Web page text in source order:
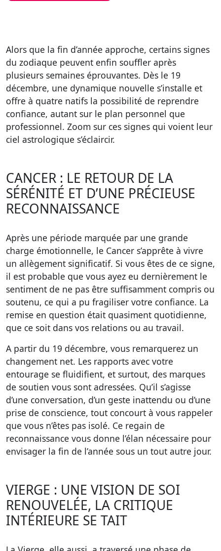
Alors que la fin d’année approche, certains signes
du zodiaque peuvent enfin souffler après
plusieurs semaines éprouvantes. Dès le 19
décembre, une dynamique nouvelle s’installe et
offre à quatre natifs la possibilité de reprendre
confiance, autant sur le plan personnel que
professionnel. Zoom sur ces signes qui voient leur
ciel astrologique s’éclaircir.
CANCER : LE RETOUR DE LA
SÉRÉNITÉ ET D’UNE PRÉCIEUSE
RECONNAISSANCE
Après une période marquée par une grande
charge émotionnelle, le Cancer s’apprête à vivre
un allègement significatif. Si vous êtes de ce signe,
il est probable que vous ayez eu dernièrement le
sentiment de ne pas être suffisamment compris ou
soutenu, ce qui a pu fragiliser votre confiance. La
remise en question était quasiment quotidienne,
que ce soit dans vos relations ou au travail.
A partir du 19 décembre, vous remarquerez un
changement net. Les rapports avec votre
entourage se fluidifient, et surtout, des marques
de soutien vous sont adressées. Qu’il s’agisse
d’une conversation, d’un geste inattendu ou d’une
prise de conscience, tout concourt à vous rappeler
que vous n’êtes pas isolé. Ce regain de
reconnaissance vous donne l’élan nécessaire pour
envisager la fin de l’année sous un tout autre jour.
VIERGE : UNE VISION DE SOI
RENOUVELÉE, LA CRITIQUE
INTÉRIEURE SE TAIT